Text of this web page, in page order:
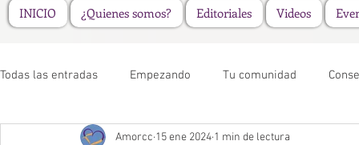
INICIO ¿Quienes somos? Editoriales Videos
Todas las entradas Empezando Tu comunidad
Amorcc 15 ene 2024 1 min de lectura